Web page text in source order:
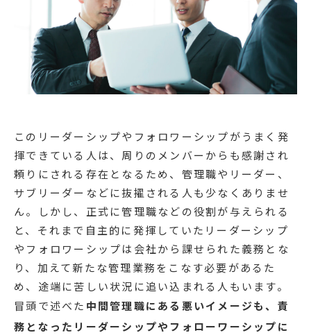
このリーダーシップやフォロワーシップがうまく発
揮できている人は、周りのメンバーからも感謝され
頼りにされる存在となるため、管理職やリーダー、
サブリーダーなどに抜擢される人も少なくありませ
ん。しかし、正式に管理職などの役割が与えられる
と、それまで自主的に発揮していたリーダーシップ
やフォロワーシップは会社から課せられた義務とな
り、加えて新たな管理業務をこなす必要があるた
め、途端に苦しい状況に追い込まれる人もいます。
冒頭で述べた 中間管理職にある悪いイメージも、責
務となったリーダーシップやフォローワーシップに